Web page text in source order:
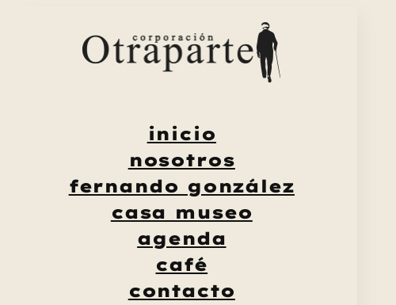
inicio
nosotros
fernando gonzález
casa museo
agenda
café
contacto